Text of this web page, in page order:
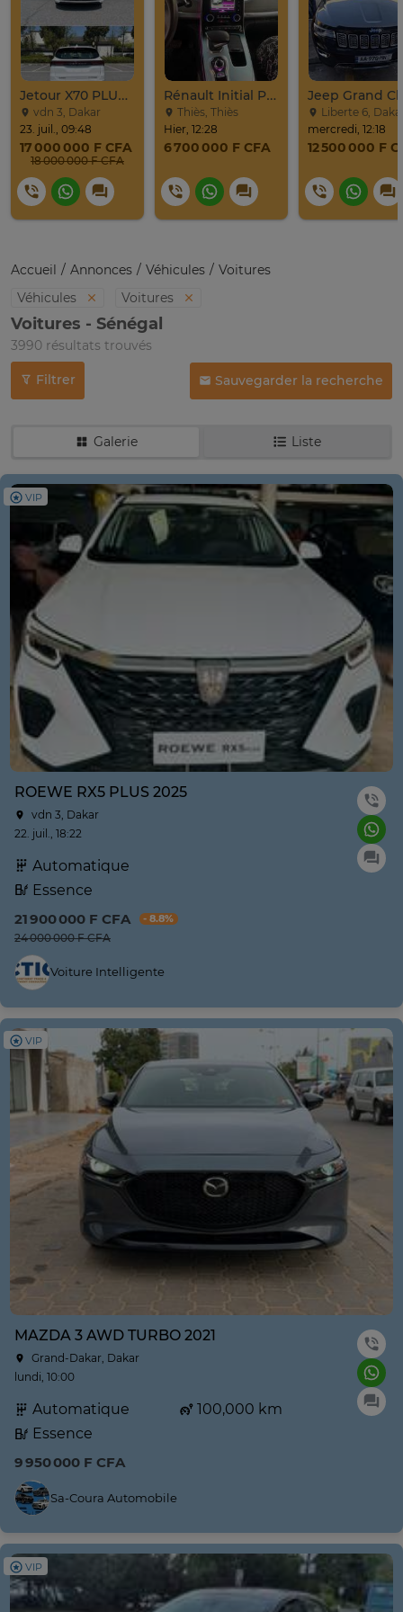
Jetour X70 PLUS 2024
vdn 3, Dakar
23. juil., 09:48
17 000 000 F CFA
18 000 000 F CFA
Rénault Initial Paris 7 Places Très Propre
Thiès, Thiès
Hier, 12:28
6 700 000 F CFA
Liberte 6,
mercredi, 12:18
12 500 000 F
Accueil Annonces Véhicules
Voitures
Véhicules
Voitures
Voitures - Sénégal
3990 résultats trouvés
Filtrer Sauvegarder la recherche
Galerie Liste
VIP
ROEWE RX5 PLUS 2025
vdn 3, Dakar
22. juil., 18:22
Automatique
Essence
21 900 000 F CFA
- 8.8%
24 000 000 F CFA
Voiture Intelligente
VIP
MAZDA 3 AWD TURBO 2021
Grand-Dakar, Dakar
lundi, 10:00
Automatique
100,000 km
Essence
9 950 000 F CFA
Sa-Coura Automobile
VIP